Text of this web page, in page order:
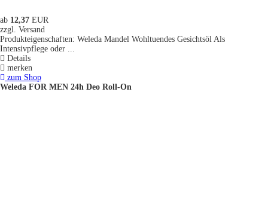
ab 12,37 EUR
zzgl. Versand
Produkteigenschaften: Weleda Mandel Wohltuendes Gesichtsöl Als
Intensivpflege oder ...
Details
merken
zum Shop
Weleda FOR MEN 24h Deo Roll-On